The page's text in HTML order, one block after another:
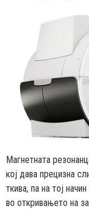
Магнетната
кој дава прецизна
ткива, па на тој
во откривањето на